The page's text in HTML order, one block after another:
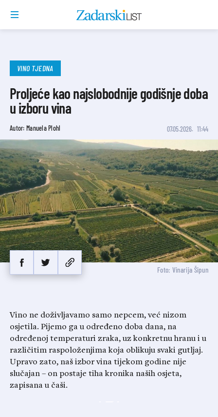
VINO TJEDNA
Proljeće kao najslobodnije godišnje doba
u izboru vina
Autor: Manuela Plohl 07.05.2026. 11:44
Foto: Vinarija Šipun
Vino ne doživljavamo samo nepcem, već nizom
osjetila. Pijemo ga u određeno doba dana, na
određenoj temperaturi zraka, uz konkretnu hranu i u
različitim raspoloženjima koja oblikuju svaki gutljaj.
Upravo zato, naš izbor vina tijekom godine nije
slučajan – on postaje tiha kronika naših osjeta,
zapisana u čaši.